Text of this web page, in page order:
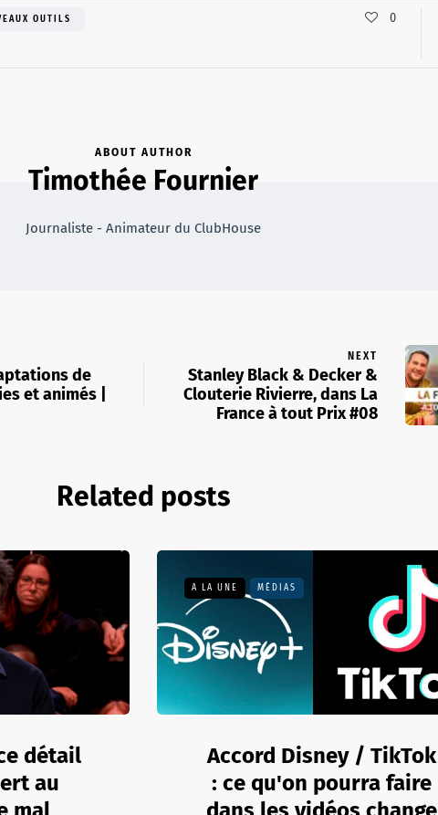
OUTILS 0
ABOUT AUTHOR
Timothée Fournier
Journaliste - Animateur du ClubHouse
de
et animés |
NEXT
Stanley Black & Decker &
Clouterie Rivierre, dans La
France à tout Prix #08
Related posts
détail
au
A LA UNE MÉDIAS
Accord Disney / TikTok
: ce qu'on pourra faire